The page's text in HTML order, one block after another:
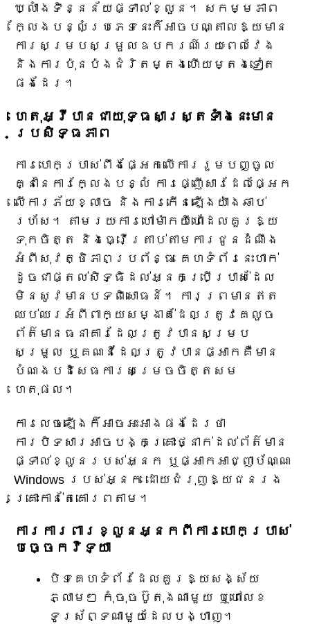
ឃ្លាំងទិន្នន័យផ្ទាល់ខ្លួន។ សកម្មភាព
ក្លែងបន្លំប្រភេទនេះក៏អាចបណ្តាលឱ្យមាន
ការសម្របសម្រួលឧបករណ៍រយៈពេលវែង
និងការប៉ុនប៉ងជំរិតម្តងហើយម្តងទៀត
ផងដែរ។
ហេតុអ្វីបានជាយុទ្ធសាស្ត្រទាំងនេះមាន
ប្រសិទ្ធភាព
ការបោកប្រាស់ពឹងផ្អែកលើការរួមបញ្ចូល
គ្នានៃការក្លែងបន្លំ ការផ្ញើសារដែលផ្អែក
លើការភ័យខ្លាច និងការកើនឡើងយ៉ាងឆាប់
រហ័ស។ តាមរយៈការហៅម៉ាកយីហោដែលគួរឱ្យ
ទុកចិត្ត និងធ្វើត្រាប់តាមការជូនដំណឹង
អំពីសុវត្ថិភាពប្រព័ន្ធ គេហទំព័រនេះហាក់
ដូចជាផ្តល់សិទ្ធិដល់អ្នកប្រើប្រាស់ដែល
មិនសូវមានបទពិសោធន៍។ ការព្រមានឥត
ឈប់ឈរអំពីពាក្យសម្ងាត់ដែលត្រូវគេលួច
ព័ត៌មានធនាគារដែលត្រូវបានសម្រប
សម្រួល ឬគណនីដែលត្រូវបានផ្អាកគឺមាន
បំណងបដិសេធការសម្រេចចិត្តសម
ហេតុផល។
ការលេចឡើងក៏អាចអះអាងផងដែរថា
ការបិទសារអាចបង្កគ្រោះថ្នាក់ដល់ព័ត៌មាន
ផ្ទាល់ខ្លួនរបស់អ្នក ឬផ្អាកអាជ្ញាប័ណ្ណ
Windows របស់អ្នក ដោយជំរុញឱ្យជនរង
គ្រោះកាន់តែគោរពតាម។
ការការពារខ្លួនអ្នកពីការបោកប្រាស់
បច្ចេកវិទ្យា
បិទគេហទំព័រដែលគួរឱ្យសង្ស័យ
ភ្លាមៗ កុំចុចប៊ូតុងណាមួយ ឬហៅលេខ
ទូរស័ព្ទណាមួយដែលបង្ហាញ។